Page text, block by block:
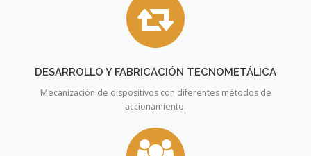
DESARROLLO Y FABRICACIÓN TECNOMETÁLICA
Mecanización de dispositivos con diferentes métodos de
accionamiento.